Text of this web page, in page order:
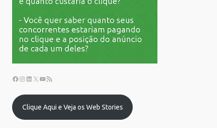
Clique Aqui e Veja os Web Stories